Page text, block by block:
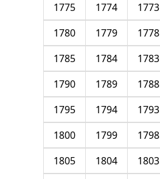
1773
1774
1775
1778
1779
1780
1783
1784
1785
1788
1789
1790
1793
1794
1795
1798
1799
1800
1803
1804
1805